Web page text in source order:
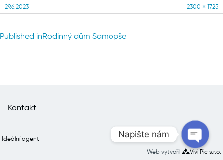
Posted
29.6.2023
Full
2300 × 1725
Navigace
Published inRodinný dům Samopše
Kontakt
Ideální agent
Web vytvořil
Vivi Pic s.r.o.
Napište nám
Open